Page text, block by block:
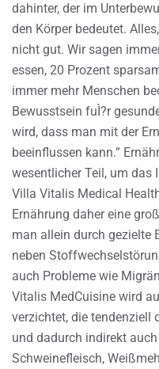
dahinter, der im
den Körper bedeutet.
nicht gut. Wir sagen
essen, 20 Prozent
immer mehr Menschen
Bewusstsein fuÌ?r
wird, dass man mit der
beeinflussen kann.”
wesentlicher Teil, um das
Villa Vitalis Medical
Ernährung daher eine
man allein durch gezielte
neben
auch Probleme wie
Vitalis MedCuisine wird
verzichtet, die tendenziell
und dadurch indirekt
Schweinefleisch,